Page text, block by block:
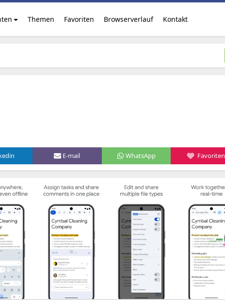
Themen Favoriten Browserverlauf Kontakt
E-mail WhatsApp Favoriten